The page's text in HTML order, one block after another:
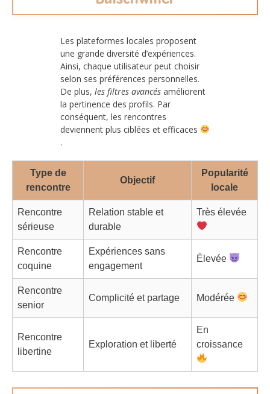
Les plateformes locales proposent
une grande diversité d’expériences.
Ainsi, chaque utilisateur peut choisir
selon ses préférences personnelles.
De plus, les filtres avancés améliorent
la pertinence des profils. Par
conséquent, les rencontres
deviennent plus ciblées et efficaces
.
Type de
rencontre
Objectif
Popularité
locale
Rencontre
sérieuse
Relation stable et
durable
Très élevée
Rencontre
coquine
Expériences sans
engagement
Élevée
Rencontre
senior
Complicité et partage Modérée
Rencontre
libertine
Exploration et liberté
En
croissance